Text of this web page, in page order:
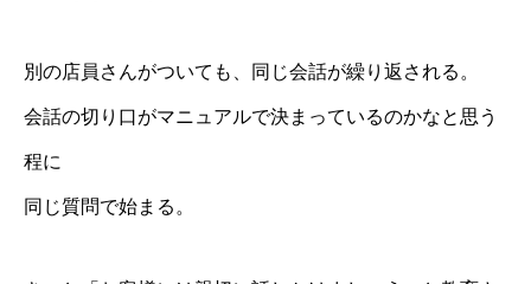
別の店員さんがついても、同じ会話が繰り返される。
会話の切り口がマニュアルで決まっているのかなと思う
程に
同じ質問で始まる。